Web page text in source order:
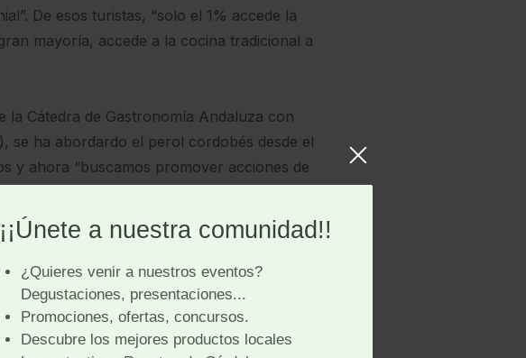
De esos turistas, “solo el 1% accede la
mayoría, accede a la cocina tradicional a
la Cátedra de Gastronomía Andaluza con
se ha abordardo el perol cordobés desde el
y ahora “buscamos promover acciones de
perol es mucho más que un plato, es
y potencial de nuestros jóvenes”.
Moreno le demandó al sector de
en sus cartas, que éste se sirva en mesa en